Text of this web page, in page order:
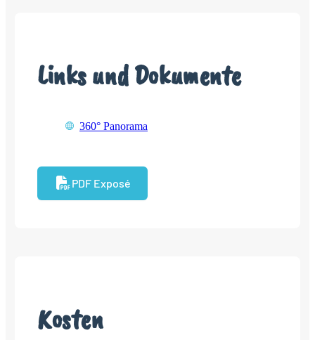
Links und Dokumente
360° Panorama
PDF Exposé
Kosten